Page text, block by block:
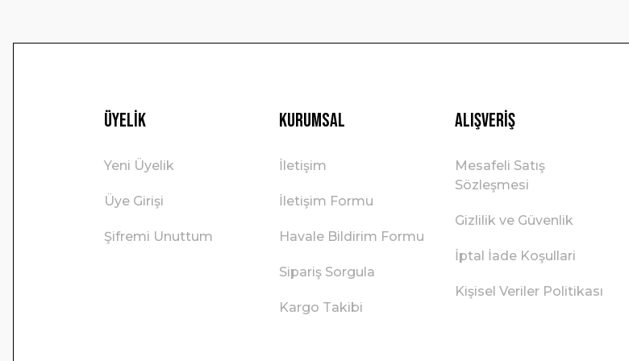
Üyelik
Yeni Üyelik
Üye Girişi
Şifremi Unuttum
Kurumsal
İletişim
İletişim Formu
Havale Bildirim Formu
Sipariş Sorgula
Kargo Takibi
Alışveriş
Mesafeli Satış
Sözleşmesi
Gizlilik ve Güvenlik
İptal İade Koşullari
Kişisel Veriler Politikası